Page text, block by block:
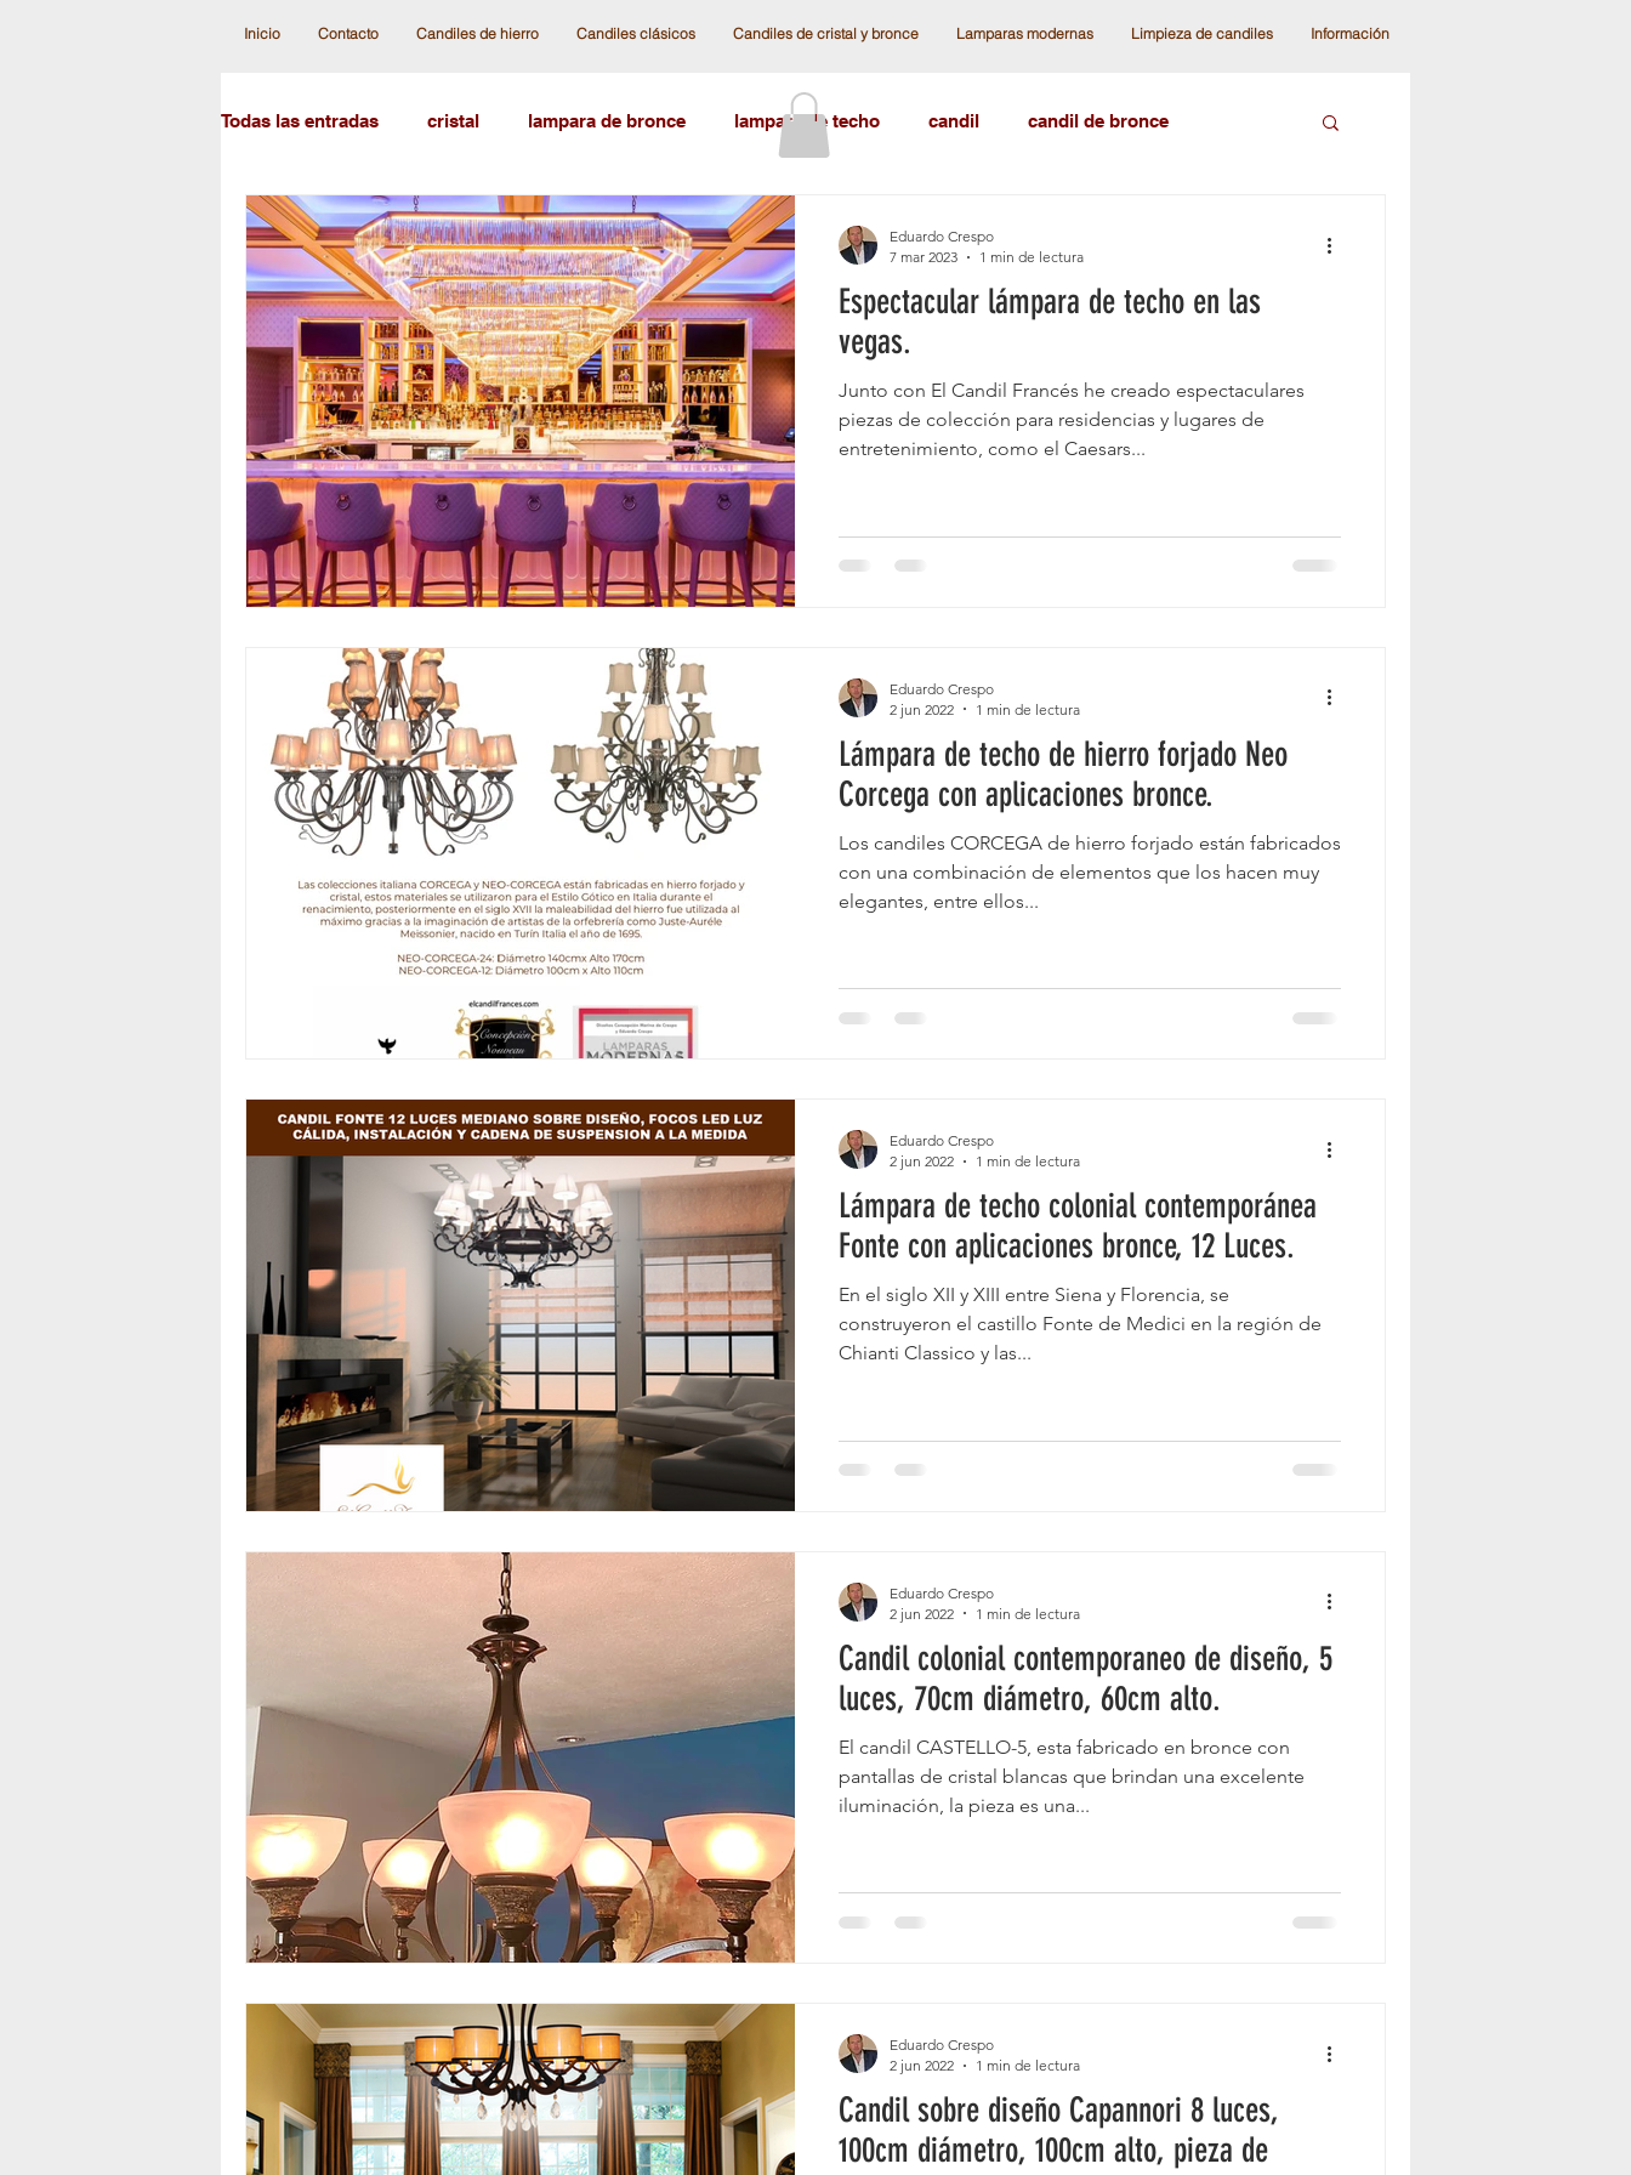
Inicio Contacto Candiles de hierro Candiles clásicos Candiles de cristal y bronce Lamparas modernas Limpieza de candiles Información
Todas las entradas cristal lampara de bronce lampara de techo candil candil de bronce
lamparas clásicas candiles antiguos cristal checoslovaco
candiles de cristal austr cristal Swarovski Categoría sin título las vegas candiles modernos
lampara modernas el candil frances Candiles de techo lamparas de hierro candiles de techo
lampara de esferas candiles de esferas lampara de techo moderna
candiles de hierro candelabros de hierro limpieza de candiles
limpieza de candelabros reparacion de candiles y lamparas
Espectacular lámpara de techo en las
vegas.
Junto con El Candil Francés he creado espectaculares
piezas de colección para residencias y lugares de
entretenimiento, como el Caesars...
Eduardo Crespo
7 mar 2023
1 min de lectura
Lámpara de techo de hierro forjado Neo
Corcega con aplicaciones bronce.
Los candiles CORCEGA de hierro forjado están fabricados
con una combinación de elementos que los hacen muy
elegantes, entre ellos...
Eduardo Crespo
2 jun 2022
1 min de lectura
Lámpara de techo colonial contemporánea
Fonte con aplicaciones bronce, 12 Luces.
En el siglo XII y XIII entre Siena y Florencia, se
construyeron el castillo Fonte de Medici en la región de
Chianti Classico y las...
Eduardo Crespo
2 jun 2022
1 min de lectura
Candil colonial contemporaneo de diseño, 5
luces, 70cm diámetro, 60cm alto.
El candil CASTELLO-5, esta fabricado en bronce con
pantallas de cristal blancas que brindan una excelente
iluminación, la pieza es una...
Eduardo Crespo
2 jun 2022
1 min de lectura
Candil sobre diseño Capannori 8 luces,
100cm diámetro, 100cm alto, pieza de
Eduardo Crespo
2 jun 2022
1 min de lectura